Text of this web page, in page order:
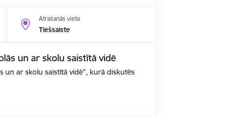
Atrašanās vieta
Tiešsaiste
un ar skolu saistītā vidē
un ar skolu saistītā vidē", kurā diskutēs